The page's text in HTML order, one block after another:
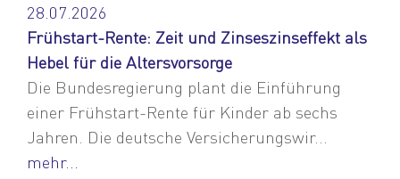
28.07.2026
Frühstart-Rente: Zeit und Zinseszinseffekt als
Hebel für die Altersvorsorge
Die Bundesregierung plant die Einführung
einer Frühstart-Rente für Kinder ab sechs
Jahren. Die deutsche Versicherungswir...
mehr...